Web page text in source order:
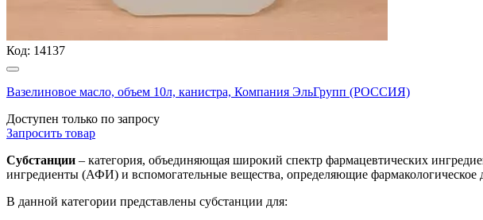
Код: 14137
Вазелиновое масло, объем 10л, канистра, Компания ЭльГрупп (РОССИЯ)
Доступен только по запросу
Запросить товар
Субстанции – категория, объединяющая широкий спектр фармацевтических
ингредиенты (АФИ) и вспомогательные вещества, определяющие
В данной категории представлены субстанции для: